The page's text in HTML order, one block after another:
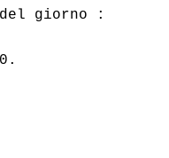
giorno :